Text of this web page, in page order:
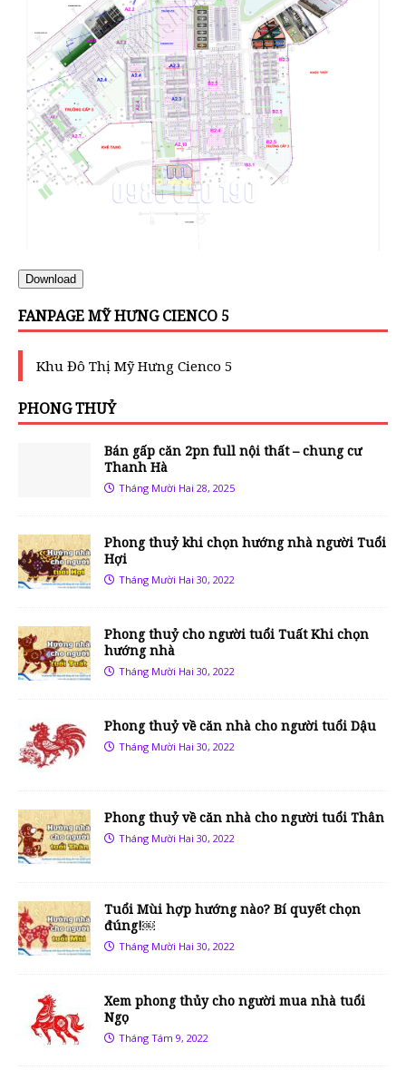
Download
FANPAGE MỸ HƯNG CIENCO 5
Khu Đô Thị Mỹ Hưng Cienco 5
PHONG THUỶ
Bán gấp căn 2pn full nội thất – chung cư
Thanh Hà
Tháng Mười Hai 28, 2025
Phong thuỷ khi chọn hướng nhà người Tuổi
Hợi
Tháng Mười Hai 30, 2022
Phong thuỷ cho người tuổi Tuất Khi chọn
hướng nhà
Tháng Mười Hai 30, 2022
Phong thuỷ về căn nhà cho người tuổi Dậu
Tháng Mười Hai 30, 2022
Phong thuỷ về căn nhà cho người tuổi Thân
Tháng Mười Hai 30, 2022
Tuổi Mùi hợp hướng nào? Bí quyết chọn
đúng!￼
Tháng Mười Hai 30, 2022
Xem phong thủy cho người mua nhà tuổi
Ngọ
Tháng Tám 9, 2022